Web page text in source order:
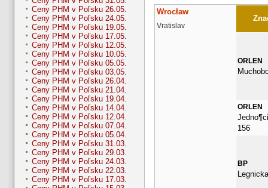
Ceny PHM v Poľsku 26.05.
Ceny PHM v Poľsku 24.05.
Ceny PHM v Poľsku 19.05.
Ceny PHM v Poľsku 17.05.
Ceny PHM v Poľsku 12.05.
Ceny PHM v Poľsku 10.05.
Ceny PHM v Poľsku 05.05.
Ceny PHM v Poľsku 03.05.
Ceny PHM v Poľsku 26.04.
Ceny PHM v Poľsku 21.04.
Ceny PHM v Poľsku 19.04.
Ceny PHM v Poľsku 14.04.
Ceny PHM v Poľsku 12.04.
Ceny PHM v Poľsku 07.04.
Ceny PHM v Poľsku 05.04.
Ceny PHM v Poľsku 31.03.
Ceny PHM v Poľsku 29.03.
Ceny PHM v Poľsku 24.03.
Ceny PHM v Poľsku 22.03.
Ceny PHM v Poľsku 17.03.
Wrocław
Vratislav
ORLEN
ORLEN
156
BP